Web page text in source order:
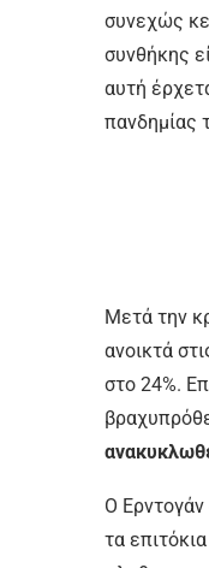
συνεχώς
συνθήκης
αυτή
πανδημίας
Μετά την
ανοικτά
στο 24%.
Ο Ερντογάν
τα